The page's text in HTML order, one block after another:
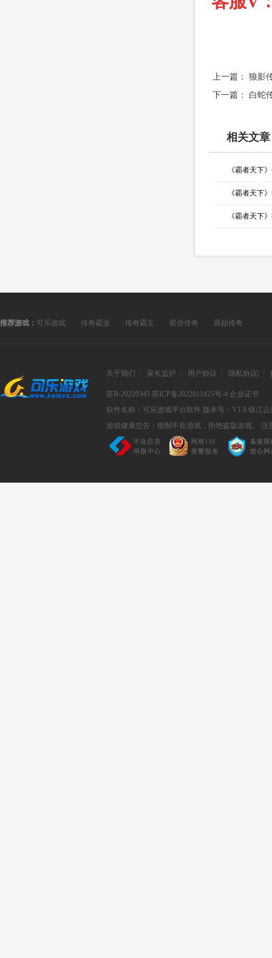
上一篇： 狼影
下一篇： 白蛇
相关文章
推荐游戏： 可乐游戏 传奇霸业 传奇霸主 双倍传奇 原始传奇
关于我们 家长监护 用户协议 隐私协议
苏B-20220345 苏ICP备2022011425号-4 企业证书
软件名称：可乐游戏平台软件 版本号：V1.0 镇江云
游戏健康忠告：抵制不良游戏，拒绝盗版游戏。